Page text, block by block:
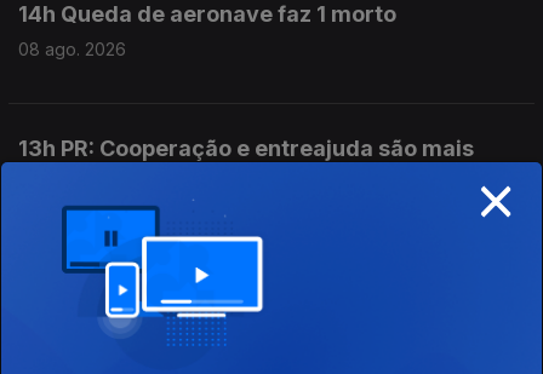
14h Queda de aeronave faz 1 morto
08 ago. 2026
13h PR: Cooperação e entreajuda são mais
08 ago. 2026
12h Aeronave cai no Aeródromo de Portimão.
Piloto morreu
×